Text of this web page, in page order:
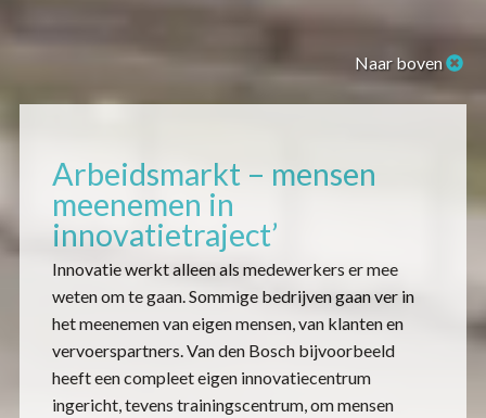
Naar boven
Arbeidsmarkt – mensen
meenemen in
innovatietraject’
Innovatie werkt alleen als medewerkers er mee
weten om te gaan. Sommige bedrijven gaan ver in
het meenemen van eigen mensen, van klanten en
vervoerspartners. Van den Bosch bijvoorbeeld
heeft een compleet eigen innovatiecentrum
ingericht, tevens trainingscentrum, om mensen